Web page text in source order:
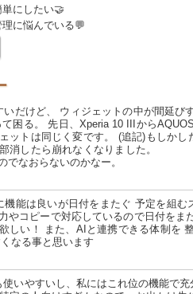
単にしたい🤝
理に悩んでいる💬
いだけど、 ウィジェットの中が間延び
困る。 先日、Xperia 10 IIIから
ットは同じく変です。 (追記)もしかし
部消したら崩れなくなりました。
でなおらないのかなー。
機能は良いが日付をまたぐ 予定を組
やコピーで対応しているので日付をま
しい！ また、AIと連携できる体制を
なる事と思います
いやすいし、私にはこれ位の機能で